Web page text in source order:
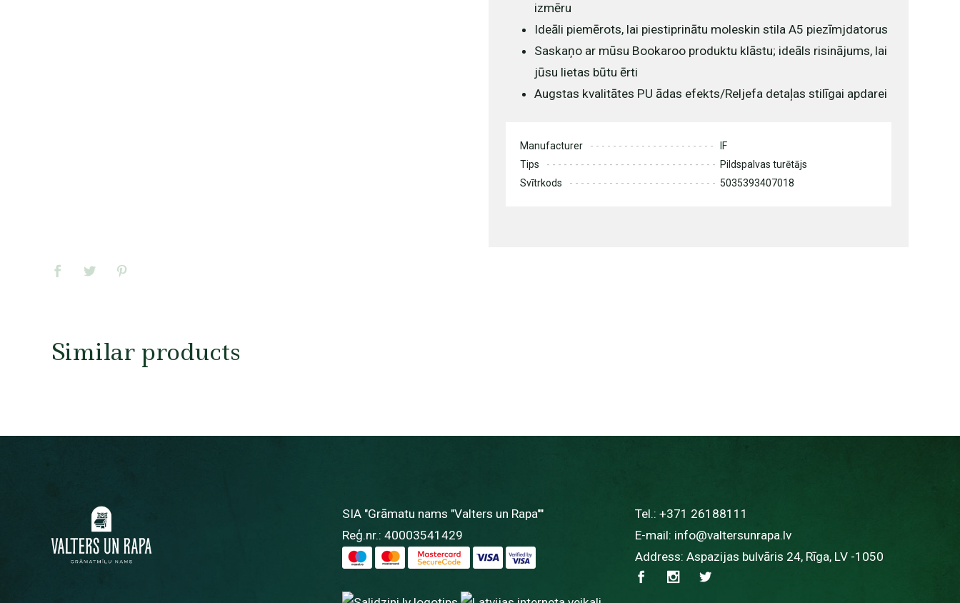
izmēru
Ideāli piemērots, lai piestiprinātu moleskin stila A5 piezīmjdatorus
Saskaņo ar mūsu Bookaroo produktu klāstu; ideāls risinājums, lai
jūsu lietas būtu ērti
Augstas kvalitātes PU ādas efekts/Reljefa detaļas stilīgai apdarei
Manufacturer
IF
Tips
Pildspalvas turētājs
Svītrkods
5035393407018
Similar products
SIA "Grāmatu nams "Valters un Rapa""
Reģ.nr.: 40003541429
Tel.:+371 26188111
E-mail: info@valtersunrapa.lv
Address: Aspazijas bulvāris 24, Rīga, LV -1050